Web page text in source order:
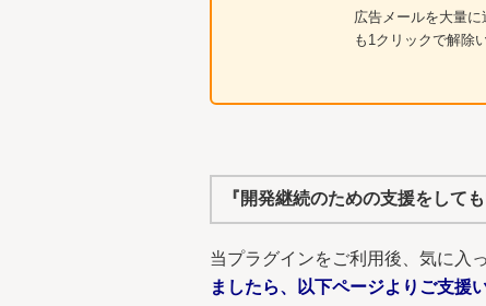
広告メールを大量
も1クリックで解除
『開発継続のための支援をして
当プラグインをご利用後、気に入
ましたら、以下ページよりご支援